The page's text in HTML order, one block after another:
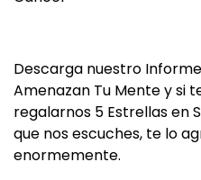
Descarga nuestro
Amenazan Tu Mente y si
regalarnos 5 Estrellas en
que nos escuches, te lo
enormemente.